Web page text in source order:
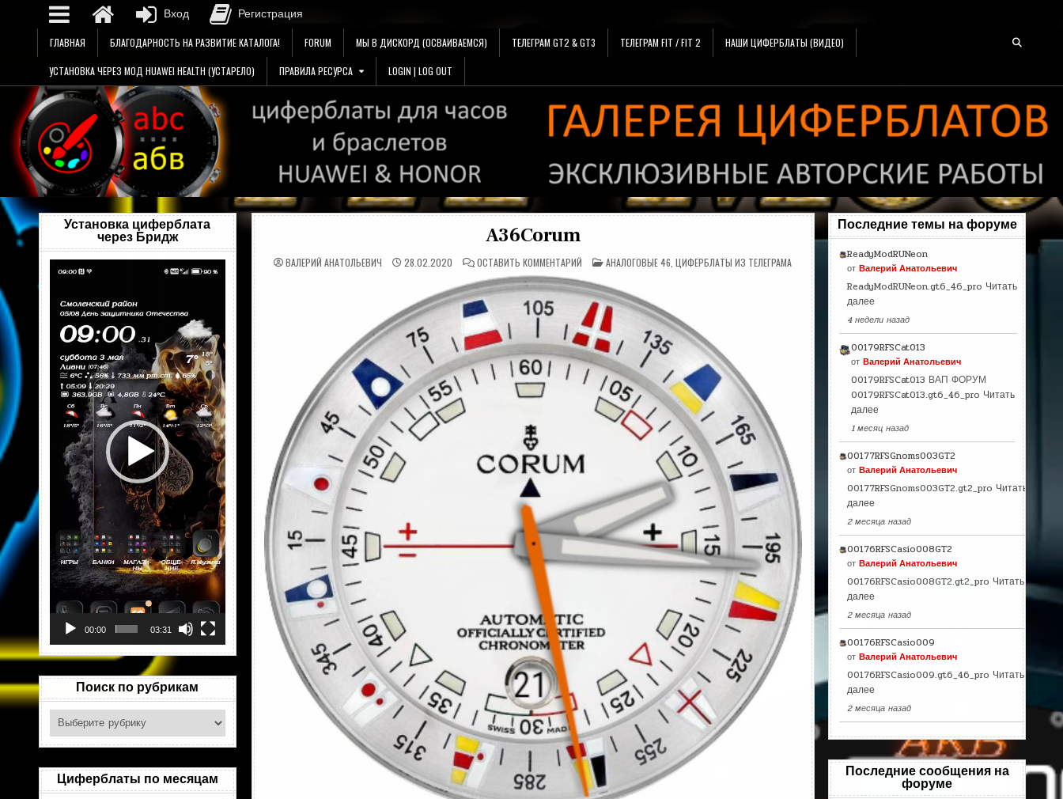
содержимому
ГЛАВНАЯ БЛАГОДАРНОСТЬ НА РАЗВИТИЕ КАТАЛОГА! FORUM МЫ В ДИСКОРД (ОСВАИВАЕМСЯ) ТЕЛЕГРАМ GT2 & GT3 ТЕЛЕГРАМ FIT / FIT 2 НАШИ ЦИФЕРБЛАТЫ (ВИДЕО)
УСТАНОВКА ЧЕРЕЗ МОД HUAWEI HEALTH (УСТАРЕЛО) ПРАВИЛА РЕСУРСА LOGIN | LOG OUT
Установка циферблата
через Бридж
Видеоплеер
00:00 03:31
Поиск по рубрикам
Поиск
рубрикам
Циферблаты по месяцам
A36Corum
ВАЛЕРИЙ АНАТОЛЬЕВИЧ 28.02.2020 ОСТАВИТЬ КОММЕНТАРИЙ
A36CORUM
ОПУБЛИКОВАНО
В
АНАЛОГОВЫЕ 46 ,ЦИФЕРБЛАТЫ ИЗ ТЕЛЕГРАМА
Последние темы на форуме
ReadyModRUNeon
от Валерий Анатольевич
ReadyModRUNeon.gt6_46_pro Читать
далее
4 недели назад
00179RFSCat013
от Валерий Анатольевич
00179RFSCat013 ВАП ФОРУМ
00179RFSCat013.gt6_46_pro Читать
далее
1 месяц назад
00177RFSGnoms003GT2
от Валерий Анатольевич
00177RFSGnoms003GT2.gt2_pro Читать
далее
2 месяца назад
00176RFSCasio008GT2
от Валерий Анатольевич
00176RFSCasio008GT2.gt2_pro Читать
далее
2 месяца назад
00176RFSCasio009
от Валерий Анатольевич
00176RFSCasio009.gt6_46_pro Читать
далее
2 месяца назад
Последние сообщения на
форуме
Вход Регистрация